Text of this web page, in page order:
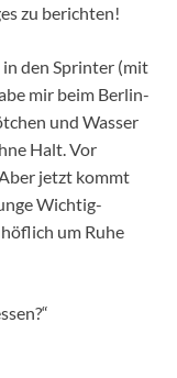
zu berichten!
den Sprinter (mit
mir beim Berlin-
und Wasser
Halt. Vor
jetzt kommt
Wichtig-
um Ruhe